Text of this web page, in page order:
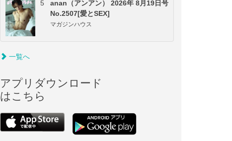
5
anan（アンアン） 2026年 8月19日号
No.2507[愛とSEX]
マガジンハウス
一覧へ
アプリダウンロード
はこちら